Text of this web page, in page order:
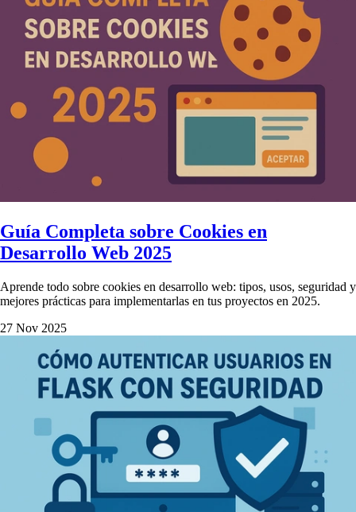
Guía Completa sobre Cookies en
Desarrollo Web 2025
Aprende todo sobre cookies en desarrollo web: tipos, usos, seguridad y
mejores prácticas para implementarlas en tus proyectos en 2025.
27 Nov 2025